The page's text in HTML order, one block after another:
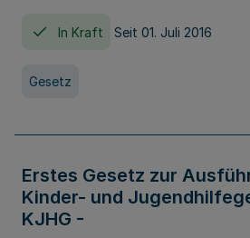
In Kraft Seit 01. Juli 2016
Gesetz
Erstes Gesetz zur
Kinder- und
KJHG -